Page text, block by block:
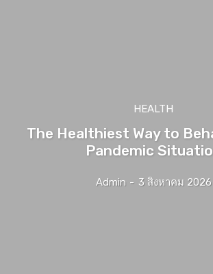
HEALTH
The Healthiest Way to
Pandemic
Admin - 3 สิงหาคม 2026